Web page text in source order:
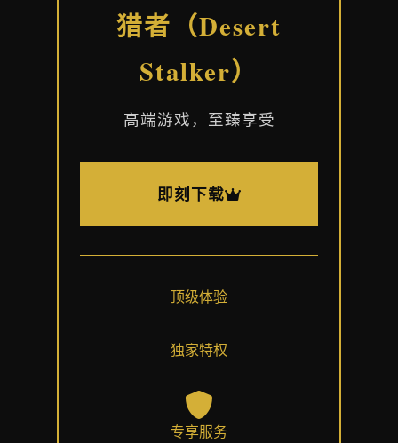
猎者（Desert
Stalker）
高端游戏，至臻享受
即刻下载
顶级体验
独家特权
专享服务